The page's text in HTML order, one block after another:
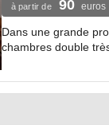
à partir de 90 euros
Dans une grande
chambres double